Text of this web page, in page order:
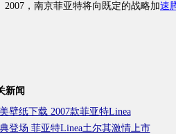
，南京菲亚特将向既定的战略加速
新闻
壁纸下载 2007款菲亚特Linea
登场 菲亚特Linea土尔其激情上市